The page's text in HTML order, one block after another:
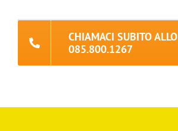
CHIAMACI SUBITO ALLO
085.800.1267